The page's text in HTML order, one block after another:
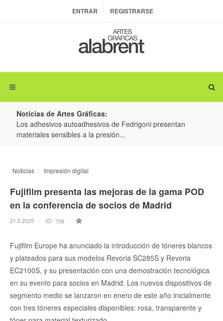
ENTRAR REGISTRARSE
Noticias de Artes Gráficas:
Los adhesivos autoadhesivos de Fedrigoni presentan
materiales sensibles a la presión...
Noticias Impresión digital
Fujifilm presenta las mejoras de la gama POD
en la conferencia de socios de Madrid
21.5.2025 708
Fujifilm Europe ha anunciado la introducción de tóneres blancos
y plateados para sus modelos Revoria SC285S y Revoria
EC2100S, y su presentación con una demostración tecnológica
en su evento para socios en Madrid. Los nuevos dispositivos de
segmento medio se lanzaron en enero de este año inicialmente
con tres tóneres especiales disponibles: rosa, transparente y